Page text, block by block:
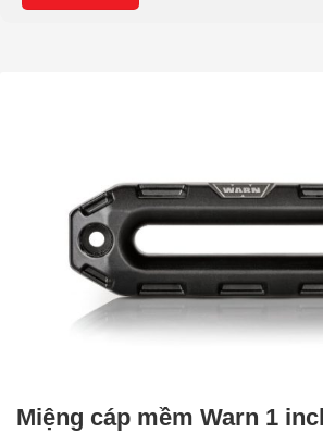
Miệng cáp mềm Warn 1